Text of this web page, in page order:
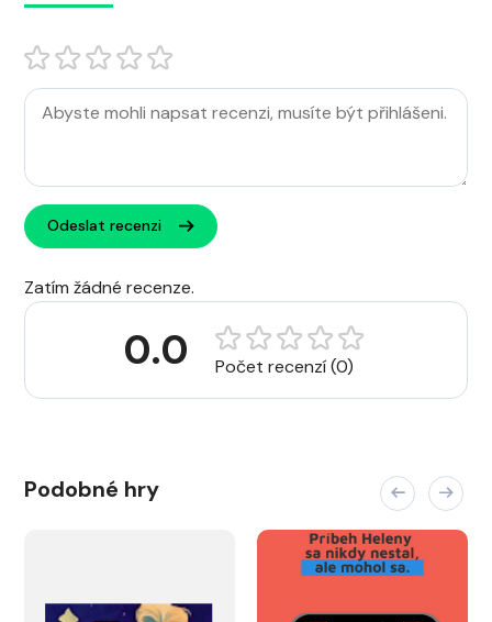
Odeslat recenzi
Zatím žádné recenze.
0.0 Počet recenzí (0)
Podobné hry